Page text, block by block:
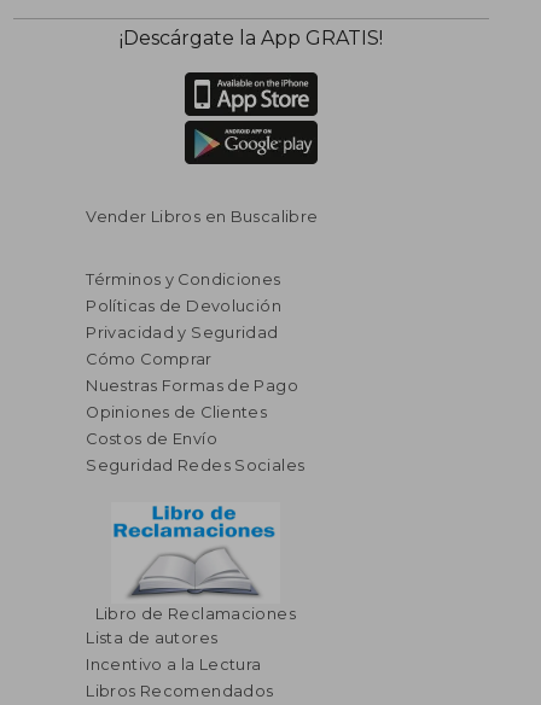
¡Descárgate la App GRATIS!
Vender Libros en Buscalibre
Términos y Condiciones
Políticas de Devolución
Privacidad y Seguridad
Cómo Comprar
Nuestras Formas de Pago
Opiniones de Clientes
Costos de Envío
Seguridad Redes Sociales
Libro de Reclamaciones
Lista de autores
Incentivo a la Lectura
Libros Recomendados